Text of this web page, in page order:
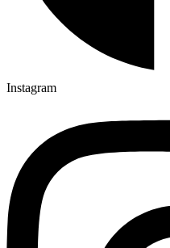
Instagram